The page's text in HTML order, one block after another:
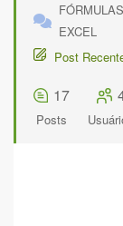
EXCEL
Post
17
Posts